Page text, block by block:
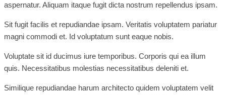
aspernatur. Aliquam itaque fugit dicta nostrum repellendus ipsam.
Sit fugit facilis et repudiandae ipsam. Veritatis voluptatem pariatur
magni commodi et. Id voluptatum sunt eaque nobis.
Voluptate sit id ducimus iure temporibus. Corporis qui ea illum
quis. Necessitatibus molestias necessitatibus deleniti et.
Similique repudiandae harum architecto quidem voluptatem velit